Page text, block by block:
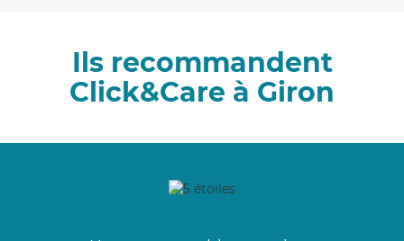
Ils recommandent
Click&Care à Giron